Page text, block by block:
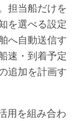
担当船だけを
を選べる設定
へ自動送信す
速・到着予定
追加を計画す
用を組み合わ